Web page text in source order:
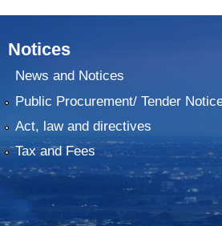
Notices
News and Notices
Public Procurement/ Tender
Act, law and directives
Tax and Fees